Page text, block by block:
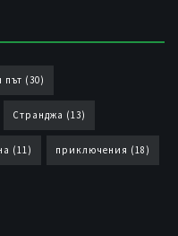
път (30)
Странджа (13)
(11) приключения (18)